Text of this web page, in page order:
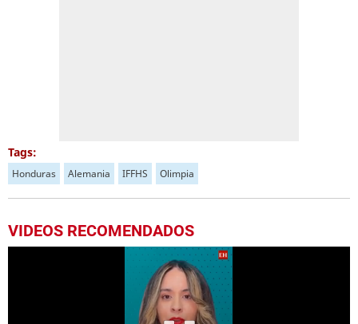
Tags:
Honduras Alemania IFFHS Olimpia
VIDEOS RECOMENDADOS